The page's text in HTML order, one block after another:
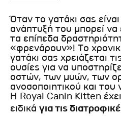
Όταν το γατάκι σας
ανάπτυξή του μπορεί να
τα επίπεδα
«φρενάρουν»! Το
γατάκι σας χρειάζεται
ουσίες για να
οστών, των μυών, των
ανοσοποιητικού και
Η Royal Canin Kitten
ειδικά για τις